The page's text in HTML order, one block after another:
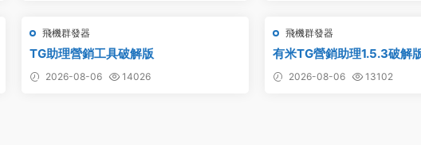
飛機群發器
TG助理營銷工具破解版
2026-08-06 14026
飛機群發器
有米TG營銷助理1.5.3破解
2026-08-06 13102